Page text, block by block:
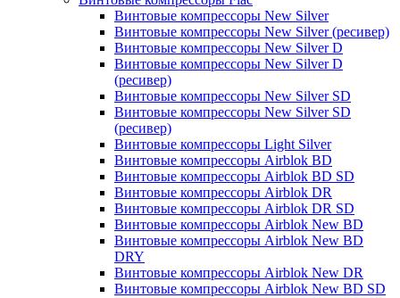
Винтовые компрессоры New Silver
Винтовые компрессоры New Silver (ресивер)
Винтовые компрессоры New Silver D
Винтовые компрессоры New Silver D
(ресивер)
Винтовые компрессоры New Silver SD
Винтовые компрессоры New Silver SD
(ресивер)
Винтовые компрессоры Light Silver
Винтовые компрессоры Airblok BD
Винтовые компрессоры Airblok BD SD
Винтовые компрессоры Airblok DR
Винтовые компрессоры Airblok DR SD
Винтовые компрессоры Airblok New BD
Винтовые компрессоры Airblok New BD
DRY
Винтовые компрессоры Airblok New DR
Винтовые компрессоры Airblok New BD SD